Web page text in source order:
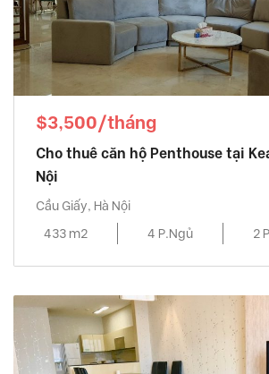
$3,500/tháng
Cho thuê căn hộ Penthouse tại
Nội
Cầu Giấy, Hà Nội
433 m2
4 P.Ngủ 2